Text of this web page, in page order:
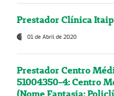
Prestador Clínica
01 de Abril de 2020
Prestador Centro
51004350-4: Centro
(Nome Fantasia: